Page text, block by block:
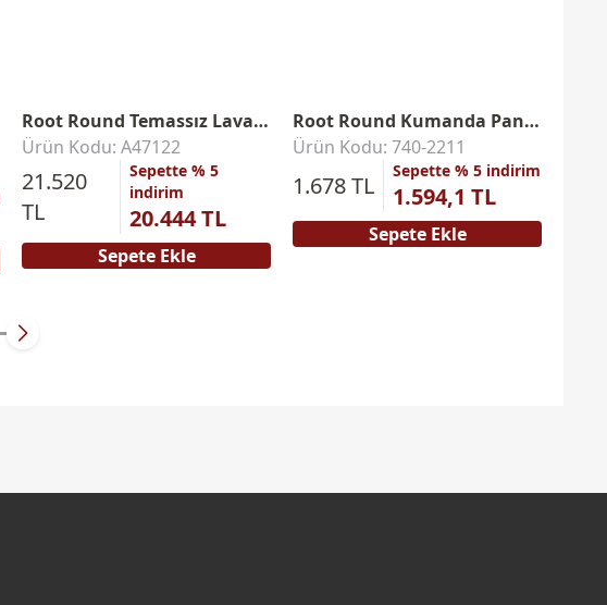
Root Round Temassız Lavabo Bataryası
Ürün Kodu: A47122
21.520
TL
Sepette % 5
indirim
20.444 TL
Sepete Ekle
Root Round Kumanda Paneli
Ürün Kodu: 740-2211
1.678 TL
Sepette % 5 indirim
1.594,1 TL
Sepete Ekle